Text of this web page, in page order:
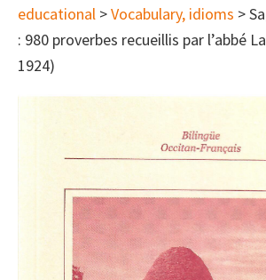
educational >Vocabulary, idioms >
: 980 proverbes recueillis par l’abbé
1924)